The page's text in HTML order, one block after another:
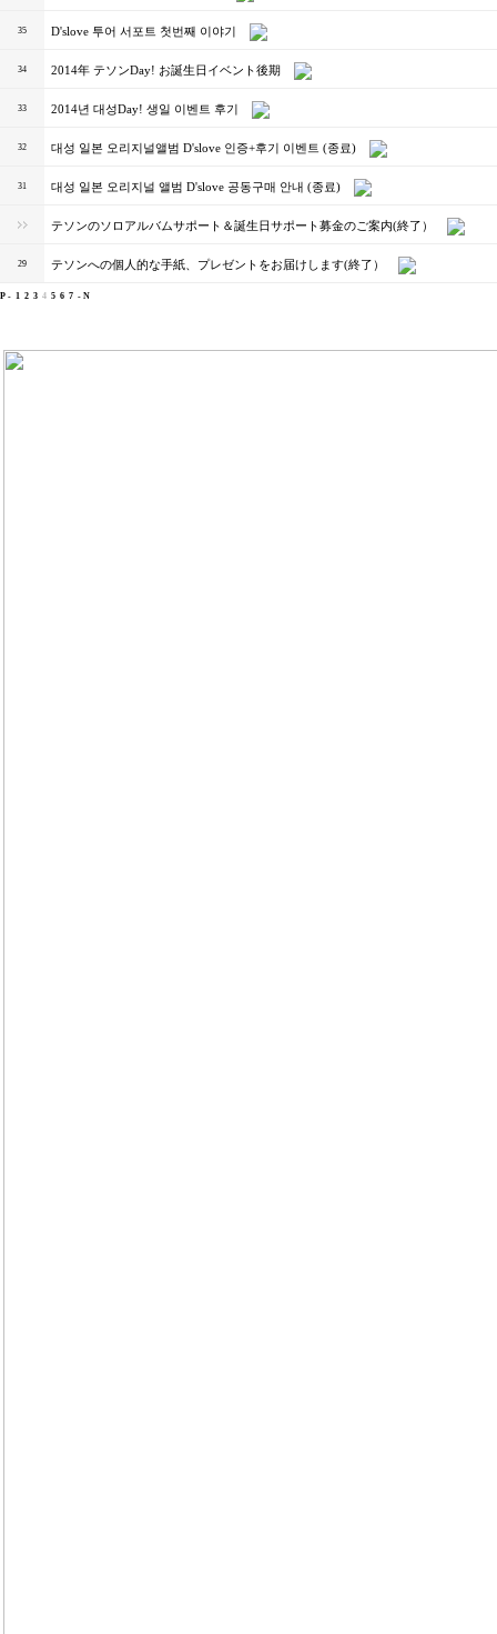
35 D'slove 투어 서포트 첫번째 이야기
34 2014年 テソンDay! お誕生日イベント後期
33 2014년 대성Day! 생일 이벤트 후기
32 대성 일본 오리지널앨범 D'slove 인증+후기 이벤트 (종료)
31 대성 일본 오리지널 앨범 D'slove 공동구매 안내 (종료)
テソンのソロアルバムサポート＆誕生日サポート募金のご案内(終了）
29 テソンへの個人的な手紙、プレゼントをお届けします(終了）
P - 1 2 3 4 5 6 7 - N